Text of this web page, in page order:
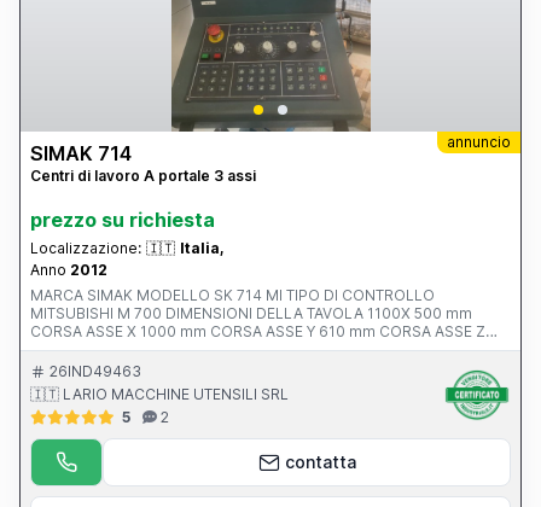
annuncio
SIMAK 714
Centri di lavoro A portale 3 assi
prezzo su richiesta
Localizzazione: 🇮🇹 Italia,
Anno 2012
MARCA SIMAK MODELLO SK 714 MI TIPO DI CONTROLLO
MITSUBISHI M 700 DIMENSIONI DELLA TAVOLA 1100X 500 mm
CORSA ASSE X 1000 mm CORSA ASSE Y 610 mm CORSA ASSE Z
550 mm AVANZAMENTO RAPIDO ASSI X-Y-Z ATTACCO MANDRINO
POTENZA MOTORE MANDRINO 10.0000 rpm ANNO V MACCHINA
CE 2012 INGOMBRI 2100x2400x2500 mm PESO 5500 kg
ACCESSORI NOTE ALTA PRESSIONE 20 BAR
26IND49463
🇮🇹 LARIO MACCHINE UTENSILI SRL
5
2
contatta